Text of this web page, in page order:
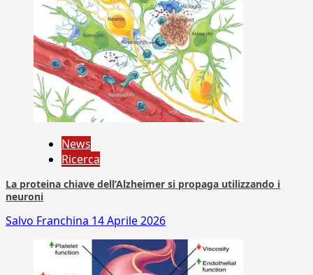
News
Ricerca
La proteina chiave dell’Alzheimer si propaga utilizzando i
neuroni
Salvo Franchina 14 Aprile 2026